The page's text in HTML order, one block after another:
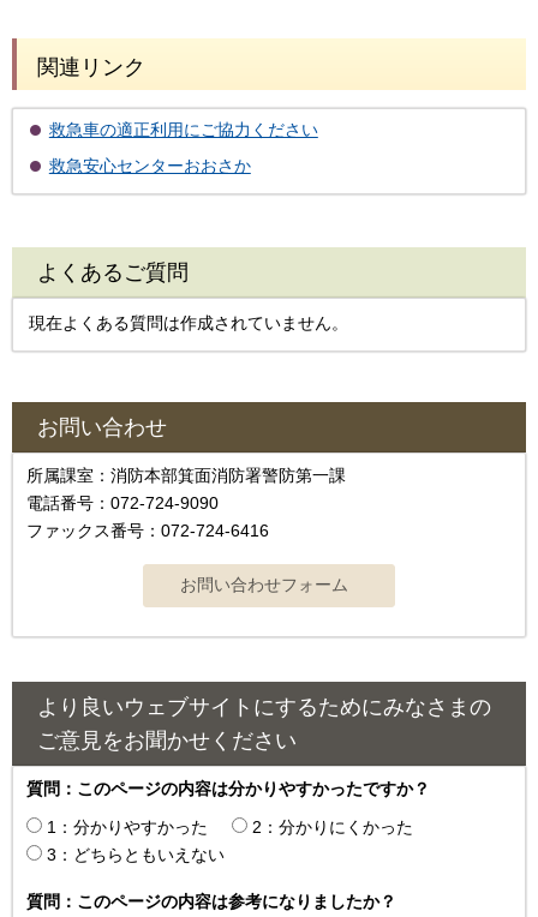
関連リンク
救急車の適正利用にご協力ください
救急安心センターおおさか
よくあるご質問
現在よくある質問は作成されていません。
お問い合わせ
所属課室：消防本部箕面消防署警防第一課
電話番号：072-724-9090
ファックス番号：072-724-6416
より良いウェブサイトにするためにみなさまの
ご意見をお聞かせください
質問：このページの内容は分かりやすかったですか？
1：分かりやすかった
2：分かりにくかった
3：どちらともいえない
質問：このページの内容は参考になりましたか？